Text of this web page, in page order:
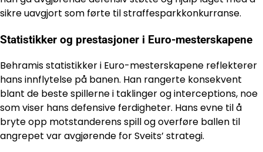
sikre uavgjort som førte til straffesparkkonkurranse.
Statistikker og prestasjoner i Euro-mesterskapene
Behramis statistikker i Euro-mesterskapene reflekterer
hans innflytelse på banen. Han rangerte konsekvent
blant de beste spillerne i taklinger og interceptions, noe
som viser hans defensive ferdigheter. Hans evne til å
bryte opp motstanderens spill og overføre ballen til
angrepet var avgjørende for Sveits’ strategi.